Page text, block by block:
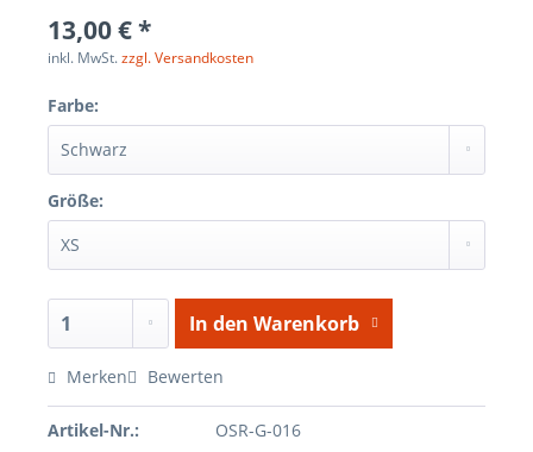
13,00 € *
inkl. MwSt.zzgl. Versandkosten
Farbe:
Größe:
In den Warenkorb
Merken Bewerten
Artikel-Nr.: OSR-G-016